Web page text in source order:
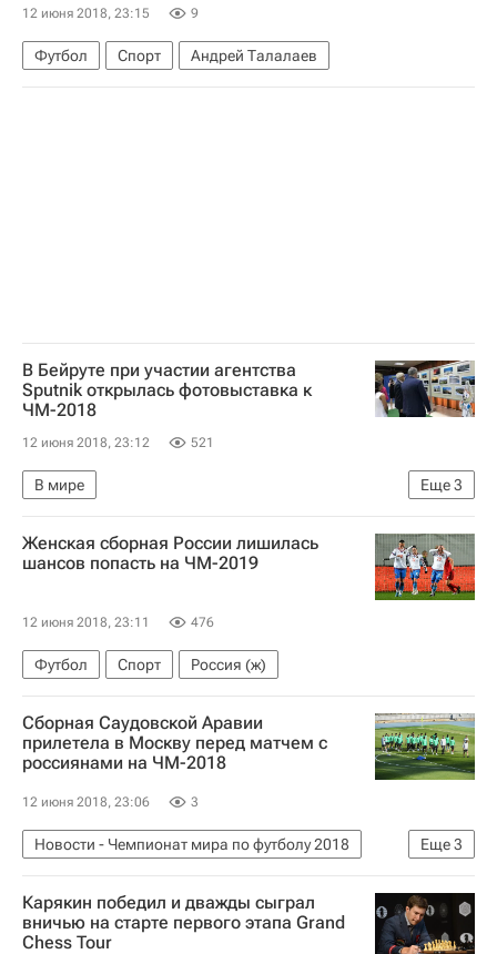
12 июня 2018, 23:15 9
Футбол Спорт Андрей Талалаев
В Бейруте при участии агентства
Sputnik открылась фотовыставка к
ЧМ-2018
12 июня 2018, 23:12 521
Еще3
В мире
Подготовка к проведению чемпионата мира-2018 по футболу в России
Бейрут
Чемпионат мира по футболу 2018
Женская сборная России лишилась
шансов попасть на ЧМ-2019
12 июня 2018, 23:11 476
Футбол Спорт Россия (ж)
Сборная Саудовской Аравии
прилетела в Москву перед матчем с
россиянами на ЧМ-2018
12 июня 2018, 23:06 3
Еще3
Новости - Чемпионат мира по футболу 2018
Футбол
Спорт
Чемпионат мира по футболу 2018
Карякин победил и дважды сыграл
вничью на старте первого этапа Grand
Chess Tour